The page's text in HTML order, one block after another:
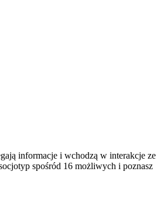
informacje i wchodzą w interakcje ze
spośród 16 możliwych i poznasz